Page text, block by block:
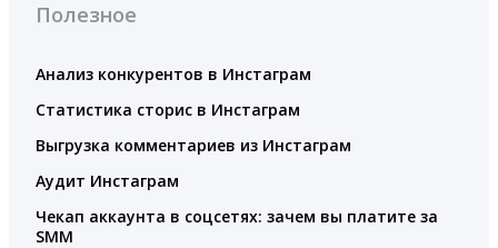
Полезное
Анализ конкурентов в Инстаграм
Статистика сторис в Инстаграм
Выгрузка комментариев из Инстаграм
Аудит Инстаграм
Чекап аккаунта в соцсетях: зачем вы платите за
SMM